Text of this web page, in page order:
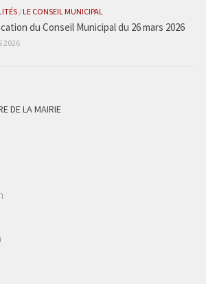
/LE CONSEIL MUNICIPAL
du Conseil Municipal du 26 mars 2026
2026
DE LA MAIRIE